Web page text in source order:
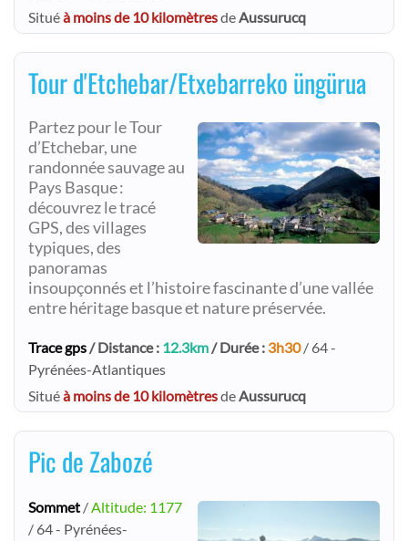
Situéà moins de 10 kilomètresdeAussurucq
Tour d'Etchebar/Etxebarreko üngürua
Partez pour le Tour
d’Etchebar, une
randonnée sauvage au
Pays Basque :
découvrez le tracé
GPS, des villages
typiques, des
panoramas
insoupçonnés et l’histoire fascinante d’une vallée
entre héritage basque et nature préservée.
Trace gps/ Distance : 12.3km/ Durée : 3h30/ 64 -
Pyrénées-Atlantiques
Situéà moins de 10 kilomètresdeAussurucq
Pic de Zabozé
Sommet /Altitude: 1177
/ 64 - Pyrénées-